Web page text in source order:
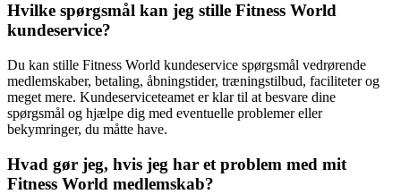
Hvilke spørgsmål kan jeg stille Fitness World
kundeservice?
Du kan stille Fitness World kundeservice spørgsmål vedrørende
medlemskaber, betaling, åbningstider, træningstilbud, faciliteter og
meget mere. Kundeserviceteamet er klar til at besvare dine
spørgsmål og hjælpe dig med eventuelle problemer eller
bekymringer, du måtte have.
Hvad gør jeg, hvis jeg har et problem med mit
Fitness World medlemskab?